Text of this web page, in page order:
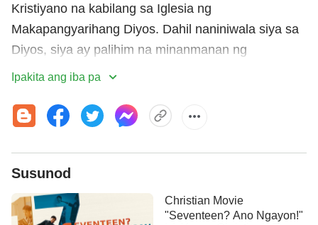
Kristiyano na kabilang sa Iglesia ng
Makapangyarihang Diyos. Dahil naniniwala siya sa
Diyos, siya ay palihim na minanmanan ng
pamahalaan ng Komunistang Tsino at nahuli ng
ipagkanulo ang mga pinuno ng iglesia gayundin ang
mga gugulin ng iglesia. Tinangka nilang gamiting
sandata ang kanyang mga kaanak upang guluhin
ang kanyang isip. Pinalibutan nila siya at hindi siya
hinayaang matulog sa loob ng kalahating buwan
upang sirain ang kanyang loob. Hinarap niya ang
Ipakita ang iba pa
Susunod
Christian Movie
"Seventeen? Ano Ngayon!"